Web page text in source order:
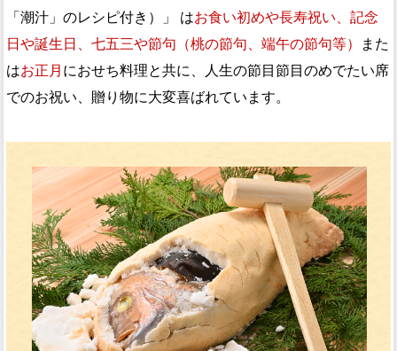
「潮汁」のレシピ付き）」 はお食い初めや長寿祝い、記念
日や誕生日、七五三や節句（桃の節句、端午の節句等）
また
はお正月 におせち料理と共に、人生の節目節目のめでたい席
でのお祝い、贈り物に大変喜ばれています。